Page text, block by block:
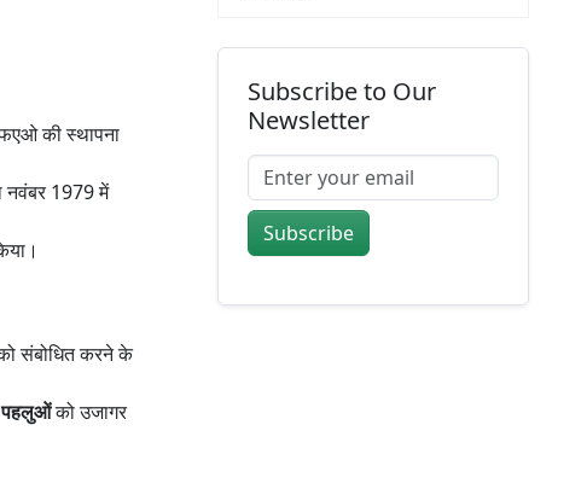
की स्थापना
नवंबर 1979 में
संबोधित करने के
पहलुओंको उजागर
Subscribe to Our
Newsletter
Subscribe